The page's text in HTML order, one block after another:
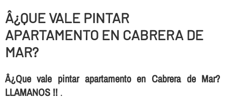
Â¿QUE VALE PINTAR
APARTAMENTO EN CABRERA DE
MAR?
Â¿Que vale pintar apartamento en Cabrera de Mar?
LLAMANOS !! .